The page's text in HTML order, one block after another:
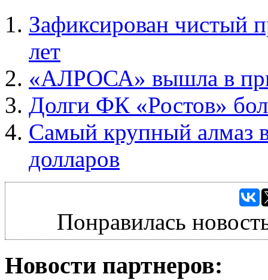
Зафиксирован чистый
лет
«АЛРОСА» вышла в
Долги ФК «Ростов»
Самый крупный алмаз
долларов
Понравилась
Новости партнеров: